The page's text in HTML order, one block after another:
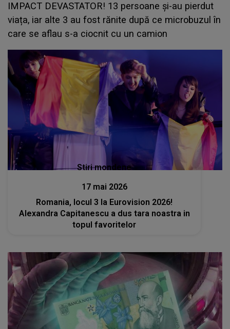
IMPACT DEVASTATOR! 13 persoane și-au pierdut
viața, iar alte 3 au fost rănite după ce microbuzul în
care se aflau s-a ciocnit cu un camion
Stiri mondene
17 mai 2026
Romania, locul 3 la Eurovision 2026!
Alexandra Capitanescu a dus tara noastra in
topul favoritelor